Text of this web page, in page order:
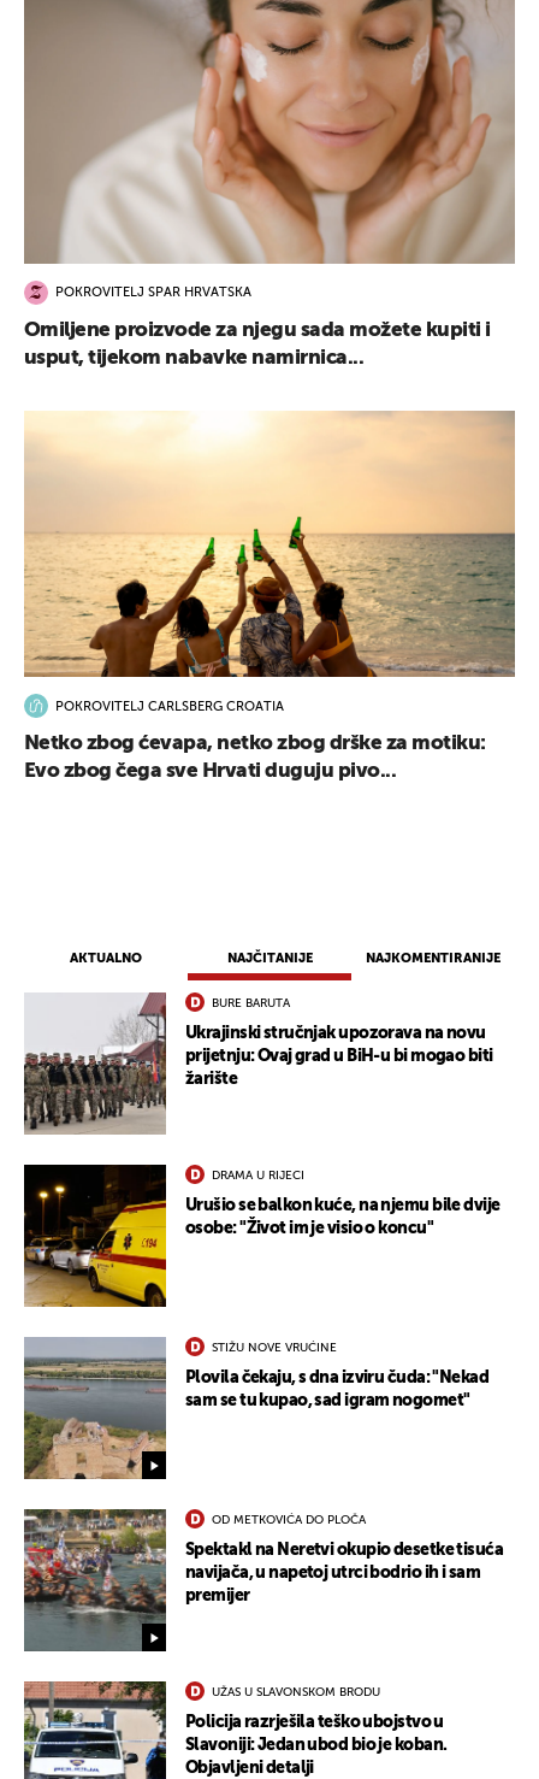
AKTUALNO NAJČITANIJE NAJKOMENTIRANIJE
BURE BARUTA
Ukrajinski stručnjak upozorava na novu
prijetnju: Ovaj grad u BiH-u bi mogao biti
žarište
DRAMA U RIJECI
Urušio se balkon kuće, na njemu bile dvije
osobe: "Život im je visio o koncu"
STIŽU NOVE VRUĆINE
Plovila čekaju, s dna izviru čuda: "Nekad
sam se tu kupao, sad igram nogomet"
OD METKOVIĆA DO PLOČA
Spektakl na Neretvi okupio desetke tisuća
navijača, u napetoj utrci bodrio ih i sam
premijer
UŽAS U SLAVONSKOM BRODU
Policija razrješila teško ubojstvo u
Slavoniji: Jedan ubod bio je koban.
Objavljeni detalji
POKROVITELJ SPAR HRVATSKA
Omiljene proizvode za njegu sada možete kupiti i
usput, tijekom nabavke namirnica...
POKROVITELJ CARLSBERG CROATIA
Netko zbog ćevapa, netko zbog drške za motiku:
Evo zbog čega sve Hrvati duguju pivo...
UKLJUČITE NOTIFIKACIJE